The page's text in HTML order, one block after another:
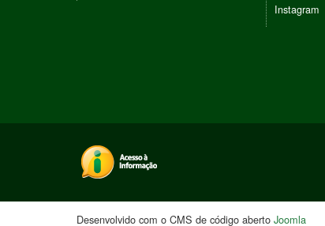
Instagram
Desenvolvido com o CMS de código aberto Joomla